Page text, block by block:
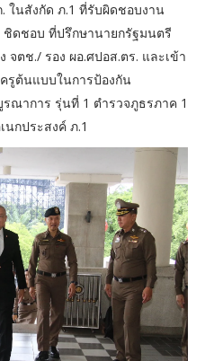
ในสังกัด ภ.1 ที่รับผิดชอบงาน
ดชอบ ที่ปรึกษานายกรัฐมนตรี
จตช./ รอง ผอ.ศปอส.ตร. และเข้า
รูต้นแบบในการป้องกัน
ณาการ รุ่นที่ 1 ตำรวจภูธรภาค 1
กประสงค์ ภ.1